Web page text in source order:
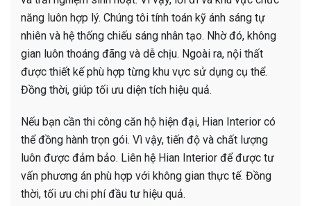
năng luôn hợp lý. Chúng tôi tính toán kỹ ánh sáng tự
nhiên và hệ thống chiếu sáng nhân tạo. Nhờ đó, không
gian luôn thoáng đãng và dễ chịu. Ngoài ra, nội thất
được thiết kế phù hợp từng khu vực sử dụng cụ thể.
Đồng thời, giúp tối ưu diện tích hiệu quả.
Nếu bạn cần thi công căn hộ hiện đại, Hian Interior có
thể đồng hành trọn gói. Vì vậy, tiến độ và chất lượng
luôn được đảm bảo. Liên hệ Hian Interior để được tư
vấn phương án phù hợp với không gian thực tế. Đồng
thời, tối ưu chi phí đầu tư hiệu quả.